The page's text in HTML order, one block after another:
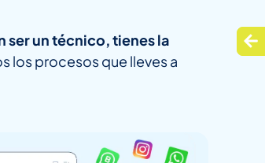
ser un técnico, tienes la
los procesos que lleves a